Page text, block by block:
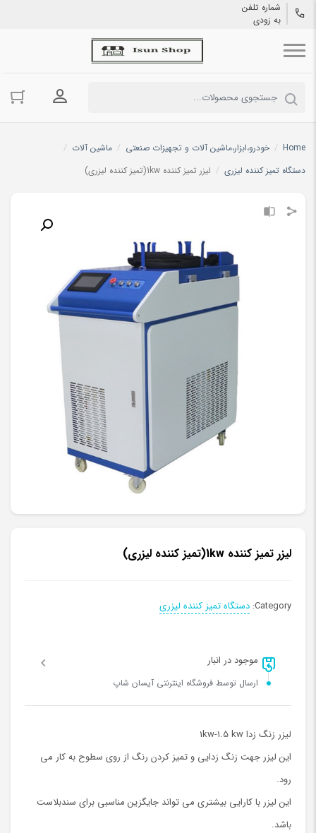
شماره تلفن
به زودی
ورود به
Home
/ خودرو،ابزار،ماشین آلات و تجهیزات صنعتی / ماشین آلات /
دستگاه تمیز کننده لیزری / لیزر تمیز کننده 1kw(تمیز کننده لیزری)
لیزر تمیز کننده 1kw(تمیز کننده لیزری)
Category: دستگاه تمیز کننده لیزری
موجود در انبار
ارسال توسط فروشگاه اینترنتی آیسان شاپ
لیزر زنگ زدا 1kw-1.5 kw
این لیزر جهت زنگ زدایی و تمیز کردن رنگ از روی سطوح به کار می
رود.
این لیزر با کارایی بیشتری می تواند جایگزین مناسبی برای سندبلاست
باشد.